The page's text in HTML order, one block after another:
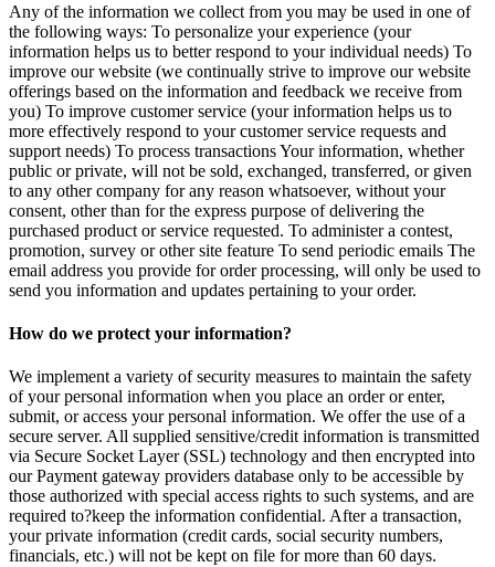
Any of the information we collect from you may be used in one of
the following ways: To personalize your experience (your
information helps us to better respond to your individual needs) To
improve our website (we continually strive to improve our website
offerings based on the information and feedback we receive from
you) To improve customer service (your information helps us to
more effectively respond to your customer service requests and
support needs) To process transactions Your information, whether
public or private, will not be sold, exchanged, transferred, or given
to any other company for any reason whatsoever, without your
consent, other than for the express purpose of delivering the
purchased product or service requested. To administer a contest,
promotion, survey or other site feature To send periodic emails The
email address you provide for order processing, will only be used to
send you information and updates pertaining to your order.
How do we protect your information?
We implement a variety of security measures to maintain the safety
of your personal information when you place an order or enter,
submit, or access your personal information. We offer the use of a
secure server. All supplied sensitive/credit information is transmitted
via Secure Socket Layer (SSL) technology and then encrypted into
our Payment gateway providers database only to be accessible by
those authorized with special access rights to such systems, and are
required to?keep the information confidential. After a transaction,
your private information (credit cards, social security numbers,
financials, etc.) will not be kept on file for more than 60 days.